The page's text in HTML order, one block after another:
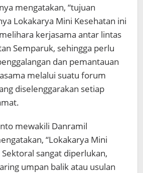
mengatakan, “tujuan
Lokakarya Mini Kesehatan ini
kerjasama antar lintas
Semparuk, sehingga perlu
dan pemantauan
melalui suatu forum
diselenggarakan setiap
mewakili Danramil
“Lokakarya Mini
sangat diperlukan,
umpan balik atau usulan